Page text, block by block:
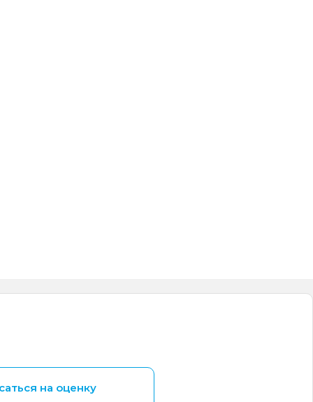
на оценку